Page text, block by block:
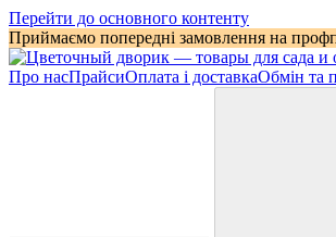
Перейти до основного контенту
Приймаємо попередні замовлення на
Про насПрайсиОплата і доставкаОбмін та